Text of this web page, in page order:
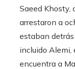
Saeed Khosty,
arrestaron a
estaban
incluido Alemi,
encuentra a